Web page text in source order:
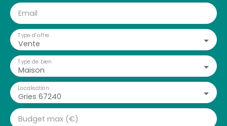
Email
Vente
Type d'offre
Maison
Type de bien
Gries 67240
Localisation
Budget max (€)